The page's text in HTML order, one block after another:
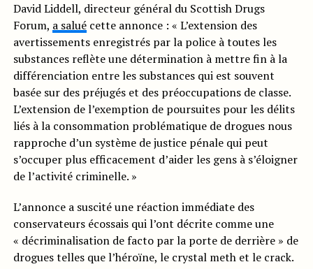
David Liddell, directeur général du Scottish Drugs
Forum, a saluécette annonce : « L’extension des
avertissements enregistrés par la police à toutes les
substances reflète une détermination à mettre fin à la
différenciation entre les substances qui est souvent
basée sur des préjugés et des préoccupations de classe.
L’extension de l’exemption de poursuites pour les délits
liés à la consommation problématique de drogues nous
rapproche d’un système de justice pénale qui peut
s’occuper plus efficacement d’aider les gens à s’éloigner
de l’activité criminelle. »
L’annonce a suscité une réaction immédiate des
conservateurs écossais qui l’ont décrite comme une
« décriminalisation de facto par la porte de derrière » de
drogues telles que l’héroïne, le crystal meth et le crack.